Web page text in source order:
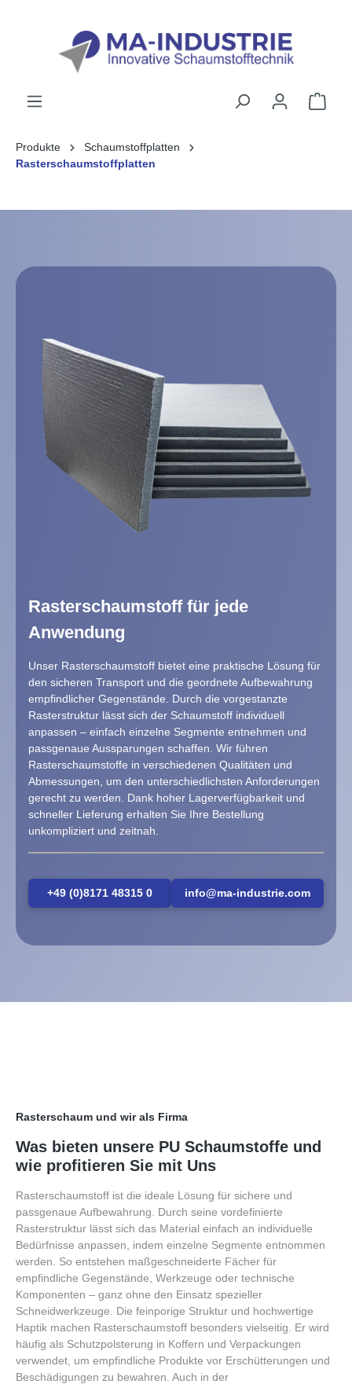
Produkte
Schaumstoffplatten
Rasterschaumstoffplatten
Rasterschaumstoff für jede
Anwendung
Unser Rasterschaumstoff bietet eine praktische Lösung für
den sicheren Transport und die geordnete Aufbewahrung
empfindlicher Gegenstände. Durch die vorgestanzte
Rasterstruktur lässt sich der Schaumstoff individuell
anpassen – einfach einzelne Segmente entnehmen und
passgenaue Aussparungen schaffen. Wir führen
Rasterschaumstoffe in verschiedenen Qualitäten und
Abmessungen, um den unterschiedlichsten Anforderungen
gerecht zu werden. Dank hoher Lagerverfügbarkeit und
schneller Lieferung erhalten Sie Ihre Bestellung
unkompliziert und zeitnah.
+49 (0)8171 48315 0 info@ma-industrie.com
Rasterschaum und wir als Firma
Was bieten unsere PU Schaumstoffe und
wie profitieren Sie mit Uns
Rasterschaumstoff ist die ideale Lösung für sichere und
passgenaue Aufbewahrung. Durch seine vordefinierte
Rasterstruktur lässt sich das Material einfach an individuelle
Bedürfnisse anpassen, indem einzelne Segmente entnommen
werden. So entstehen maßgeschneiderte Fächer für
empfindliche Gegenstände, Werkzeuge oder technische
Komponenten – ganz ohne den Einsatz spezieller
Schneidwerkzeuge. Die feinporige Struktur und hochwertige
Haptik machen Rasterschaumstoff besonders vielseitig. Er wird
häufig als Schutzpolsterung in Koffern und Verpackungen
verwendet, um empfindliche Produkte vor Erschütterungen und
Beschädigungen zu bewahren. Auch in der